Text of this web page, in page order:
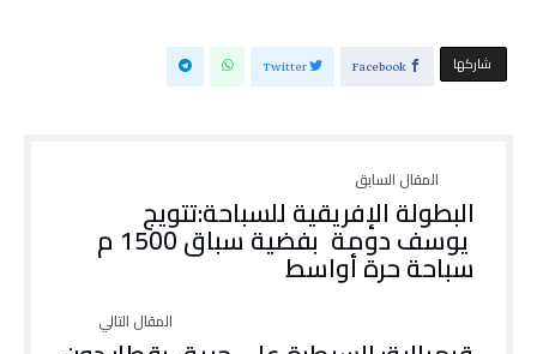
‫‫ شاركها‬ Facebook
Twitter
البطولة الإفريقية للسباحة:تتويج
يوسف دومة بفضية سباق 1500 م
سباحة حرة أواسط